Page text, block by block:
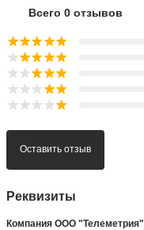
Всего 0 отзывов
Оставить отзыв
Реквизиты
Компания ООО "Телеметрия"